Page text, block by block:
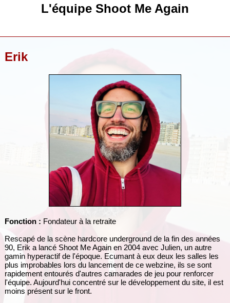
L'équipe Shoot Me Again
Erik
Fonction : Fondateur à la retraite
Rescapé de la scène hardcore underground de la fin des années
90, Erik a lancé Shoot Me Again en 2004 avec Julien, un autre
gamin hyperactif de l'époque. Ecumant à eux deux les salles les
plus improbables lors du lancement de ce webzine, ils se sont
rapidement entourés d'autres camarades de jeu pour renforcer
l'équipe. Aujourd'hui concentré sur le développement du site, il est
moins présent sur le front.